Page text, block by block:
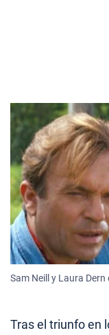
Sam Neill y Laura Dern
Tras el triunfo en